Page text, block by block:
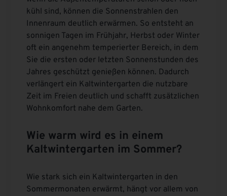
kühl sind, können die Sonnenstrahlen den
Innenraum deutlich erwärmen. So entsteht an
sonnigen Tagen im Frühjahr, Herbst oder Winter
oft ein angenehm temperierter Bereich, in dem
Sie die ersten oder letzten Sonnenstunden des
Jahres geschützt genießen können. Dadurch
verlängert ein Kaltwintergarten die nutzbare
Zeit im Freien deutlich und schafft zusätzlichen
Wohnkomfort nahe dem Garten.
Wie warm wird es in einem
Kaltwintergarten im Sommer?
Wie stark sich ein Kaltwintergarten in den
Sommermonaten erwärmt, hängt vor allem von